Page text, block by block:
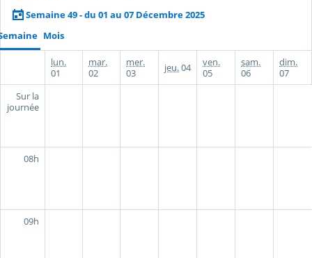
Semaine 49 - du 01 au 07 Décembre 2025
Mois
lun.
01
mar.
02
mer.
03
jeu.04
ven.
05
sam.
06
dim.
07
Sur la
journée
08h
09h